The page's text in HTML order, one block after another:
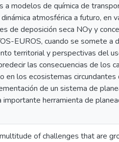
a modelos de química de
atmosférica a futuro, en
de deposición seca NOy y
EUROS, cuando se somete a
territorial y perspectivas del
las consecuencias de los
los ecosistemas
de un sistema de
herramienta de
of challenges that are